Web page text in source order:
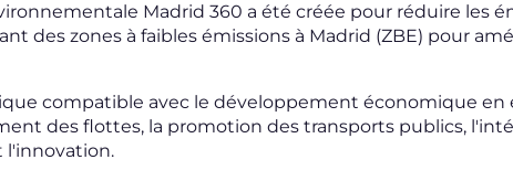
Madrid 360 a été créée pour réduire les
des zones à faibles émissions à Madrid (ZBE) pour
compatible avec le développement économique en
des flottes, la promotion des transports publics,
l'innovation.